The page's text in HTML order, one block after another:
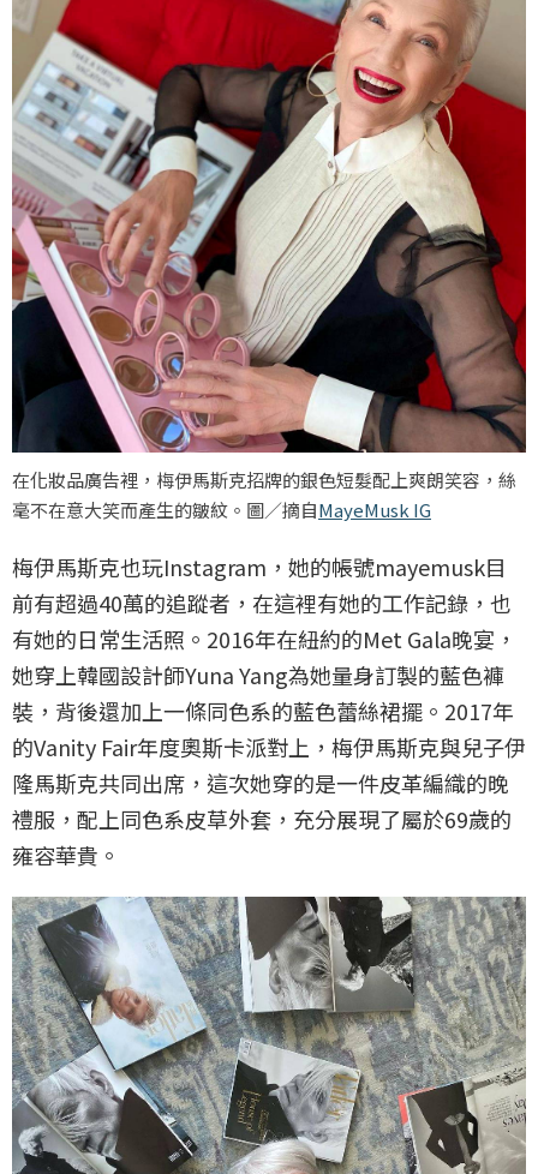
在化妝品廣告裡，梅伊馬斯克招牌的銀色短髮配上爽朗笑容，絲
毫不在意大笑而產生的皺紋。圖／摘自MayeMusk IG
梅伊馬斯克也玩Instagram，她的帳號mayemusk目
前有超過40萬的追蹤者，在這裡有她的工作記錄，也
有她的日常生活照。2016年在紐約的Met Gala晚宴，
她穿上韓國設計師Yuna Yang為她量身訂製的藍色褲
裝，背後還加上一條同色系的藍色蕾絲裙擺。2017年
的Vanity Fair年度奧斯卡派對上，梅伊馬斯克與兒子伊
隆馬斯克共同出席，這次她穿的是一件皮革編織的晚
禮服，配上同色系皮草外套，充分展現了屬於69歲的
雍容華貴。